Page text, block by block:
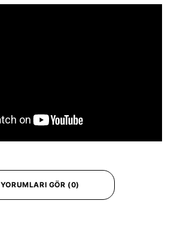
YORUMLARI GÖR (0)